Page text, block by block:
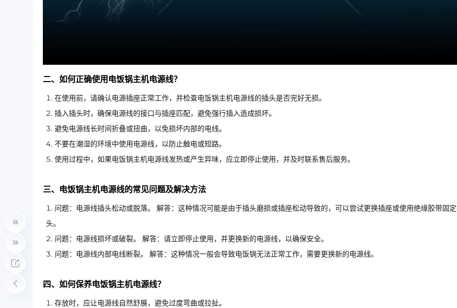
二、如何正确使用电饭锅主机电源线？
在使用前，请确认电源插座正常工作，并检查电饭锅主机电源线的插头是否完好无损。
插入插头时，确保电源线的接口与插座匹配，避免强行插入造成损坏。
避免电源线长时间折叠或扭曲，以免损坏内部的电线。
不要在潮湿的环境中使用电源线，以防止触电或短路。
使用过程中，如果电饭锅主机电源线发热或产生异味，应立即停止使用，并及时联系售后服务。
三、电饭锅主机电源线的常见问题及解决方法
问题：电源线插头松动或脱落。 解答：这种情况可能是由于插头磨损或插座松动导致的，可以尝试更换插座或使用绝缘胶带固
头。
问题：电源线损坏或破裂。 解答：请立即停止使用，并更换新的电源线，以确保安全。
问题：电源线内部电线断裂。 解答：这种情况一般会导致电饭锅无法正常工作，需要更换新的电源线。
四、如何保养电饭锅主机电源线？
存放时，应让电源线自然舒展，避免过度弯曲或拉扯。